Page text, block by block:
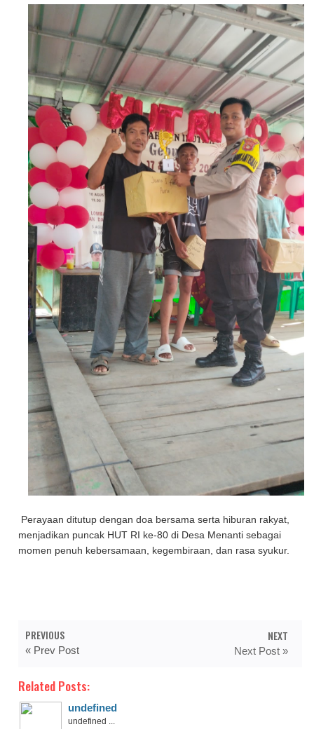
Perayaan ditutup dengan doa bersama serta hiburan rakyat,
menjadikan puncak HUT RI ke-80 di Desa Menanti sebagai
momen penuh kebersamaan, kegembiraan, dan rasa syukur.
PREVIOUS
« Prev Post
NEXT
Next Post »
Related Posts:
undefined
undefined ...